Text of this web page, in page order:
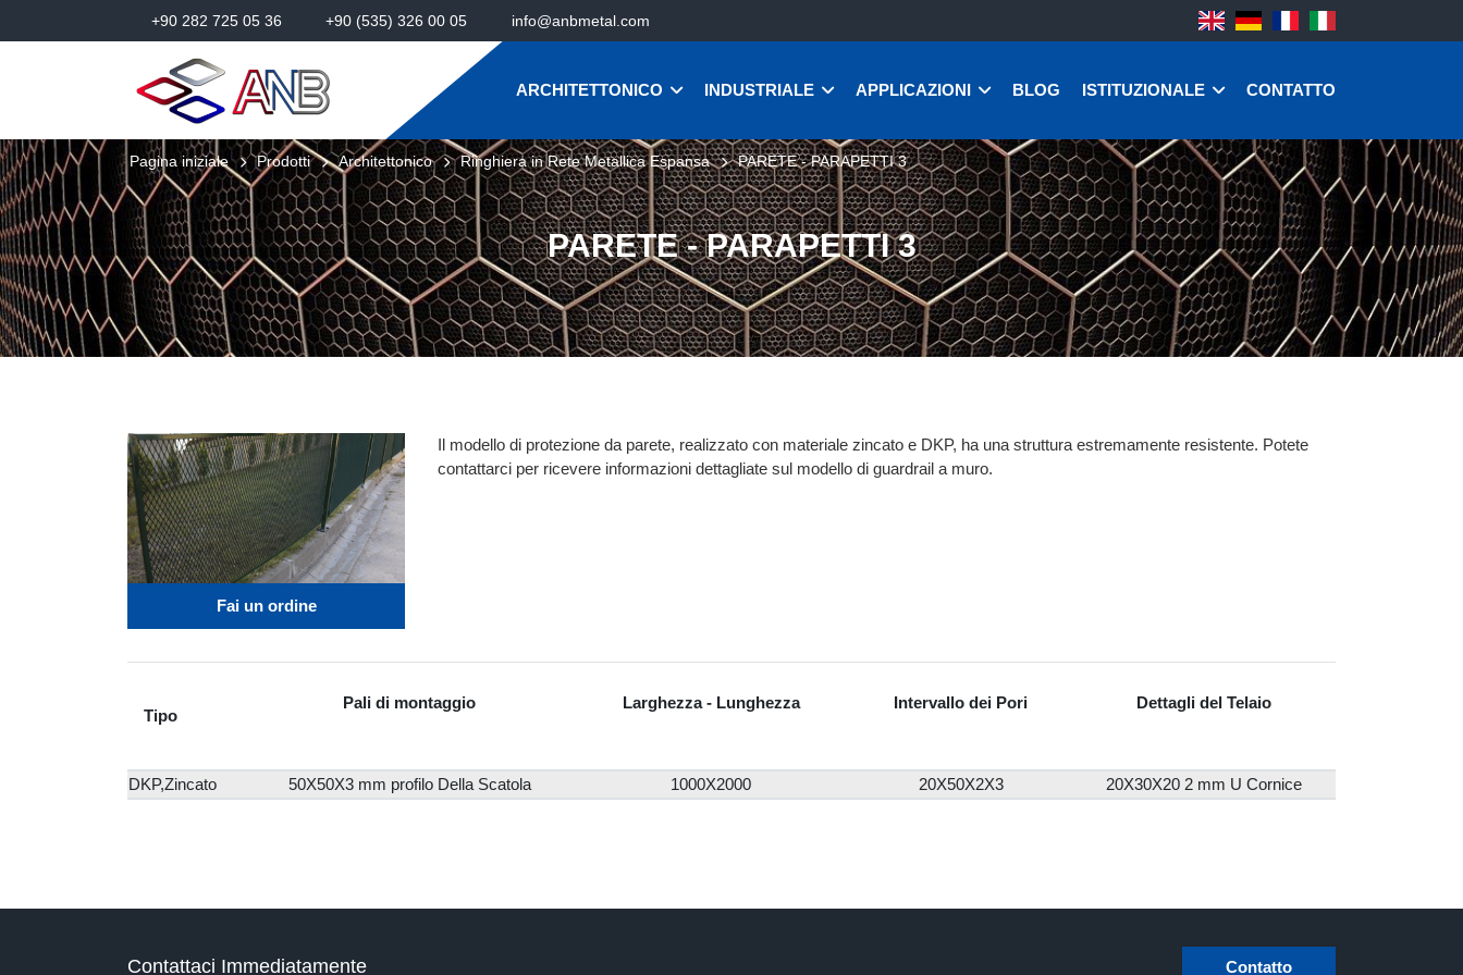
+90 282 725 05 36 +90 (535) 326 00 05 info@anbmetal.com
ARCHITETTONICO INDUSTRIALE APPLICAZIONI BLOG ISTITUZIONALE CONTATTO
PARETE - PARAPETTI 3
Pagina iniziale Prodotti Architettonico Ringhiera in Rete Metallica Espansa PARETE - PARAPETTI 3
Fai un ordine
Il modello di protezione da parete, realizzato con materiale zincato e DKP, ha una struttura estremamente resistente. Potete
contattarci per ricevere informazioni dettagliate sul modello di guardrail a muro.
Tipo
Pali di montaggio Larghezza - Lunghezza Intervallo dei Pori Dettagli del Telaio
DKP,Zincato 50X50X3 mm profilo Della Scatola 1000X2000 20X50X2X3 20X30X20 2 mm U Cornice
Contattaci Immediatamente Contatto